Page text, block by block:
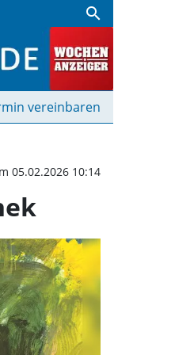
search
vereinbaren
05.02.2026 10:14